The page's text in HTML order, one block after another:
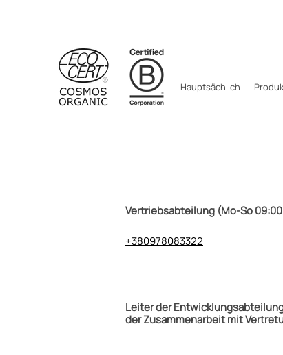
Hauptsächlich
Vertriebsabteilung (Mo-So 09:00
+380978083322
Leiter der Entwicklungsabteilung
der Zusammenarbeit mit